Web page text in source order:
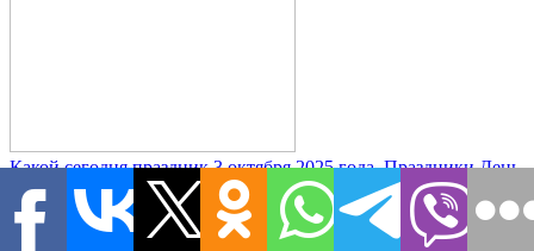
Какой сегодня праздник 3 октября 2025 года. Праздники День
улыбки, День ОМОНА, День трезвости: история, традиции